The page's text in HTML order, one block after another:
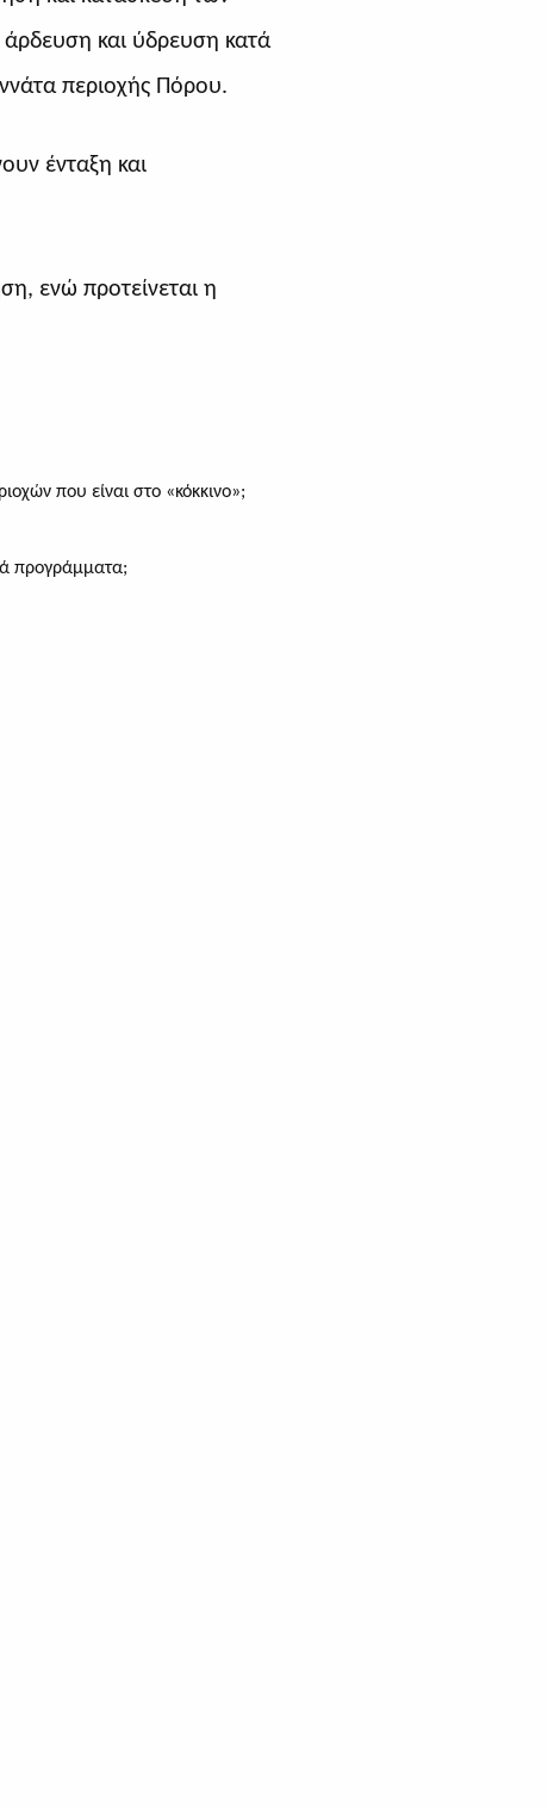
και ύδρευση κατά
περιοχής Πόρου.
ένταξη και
ενώ προτείνεται η
που είναι στο «κόκκινο»;
προγράμματα;